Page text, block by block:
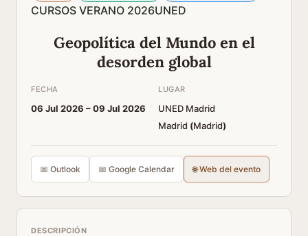
CURSOS VERANO 2026UNED
Geopolítica del Mundo en el
desorden global
FECHA
06 Jul 2026 –09 Jul 2026
LUGAR
UNED Madrid
Madrid (Madrid)
📅 Outlook 📅 Google Calendar 🌐 Web del evento
DESCRIPCIÓN